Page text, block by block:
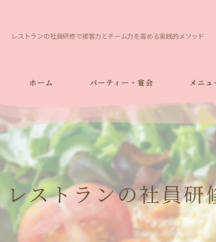
レストランの社員研修で接客力とチーム力を高める実践的メソッド
ホーム パーティー・宴会 メニュ
レストランの社員